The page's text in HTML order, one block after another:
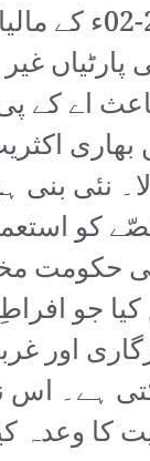
ترکی میں
پارٹیاں
بھاری
نئی بنی
کو
حکومت
جو
اور
ہے۔ اس
کا وعدہ